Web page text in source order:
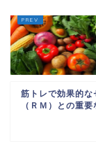
筋トレで効果的な
（ＲＭ）との重要